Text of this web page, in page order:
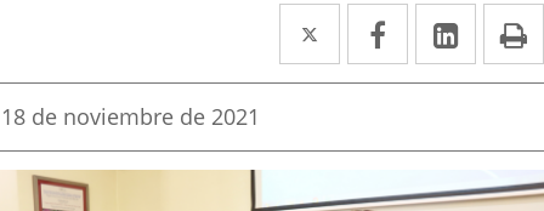
Twitter
Enlace
a
aplicación
externa.
Facebook
Enlace
a
aplicación
externa.
Enlace
a
Fecha
la
noticia
18 de noviembre de 2021